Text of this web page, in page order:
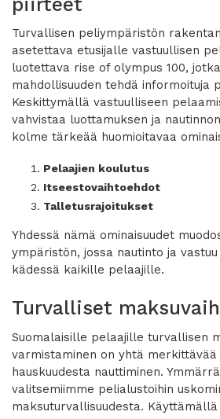
Turvallisen peliympäristön
asetettava etusijalle vastuullisen
luotettava rise of olympus 100,
mahdollisuuden tehdä informoituja
Keskittymällä vastuulliseen
vahvistaa luottamuksen ja
kolme tärkeää huomioitavaa
Pelaajien koulutus
Itseestovaihtoehdot
Talletusrajoitukset
Yhdessä nämä ominaisuudet
ympäristön, jossa nautinto ja
kädessä kaikille pelaajille.
Turvalliset
Suomalaisille pelaajille turvallisen
varmistaminen on yhtä merkittävää
hauskuudesta nauttiminen.
valitsemiimme pelialustoihin
maksuturvallisuudesta.